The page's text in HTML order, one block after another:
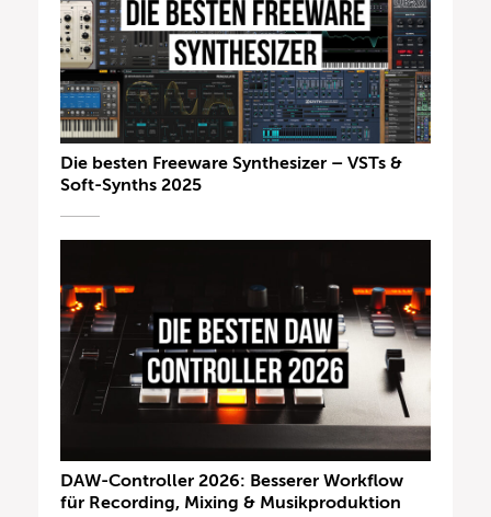
Die besten Freeware Synthesizer – VSTs &
Soft-Synths 2025
DAW-Controller 2026: Besserer Workflow
für Recording, Mixing & Musikproduktion